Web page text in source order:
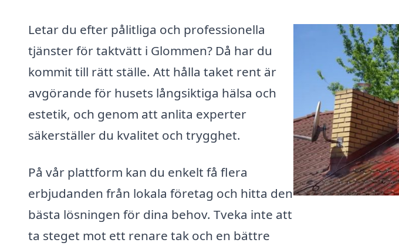
Letar du efter pålitliga och professionella
tjänster för taktvätt i Glommen? Då har du
kommit till rätt ställe. Att hålla taket rent är
avgörande för husets långsiktiga hälsa och
estetik, och genom att anlita experter
säkerställer du kvalitet och trygghet.
På vår plattform kan du enkelt få flera
erbjudanden från lokala företag och hitta den
bästa lösningen för dina behov. Tveka inte att
ta steget mot ett renare tak och en bättre